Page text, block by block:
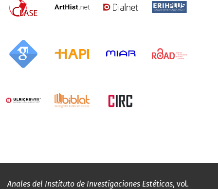
Anales del Instituto de Investigaciones Estéticas, vol.